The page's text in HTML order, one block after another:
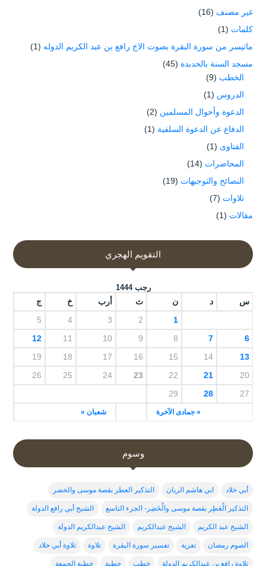
غير مصنف (16)
كلمات (1)
ماتيسر من سورة البقرة بصوت الاخ رافع بن عبد الكريم الدوله (1)
مسجد السنة بالحديدة (45)
الخطب (9)
الدروس (1)
الدعوة وأحوال المسلمين (2)
الدفاع عن الدعوة السلفية (1)
الفتاوى (1)
المحاضرات (14)
النصائح والتوجيهات (19)
تلاوات (7)
مقالات (1)
التقويم الهجري
رجب 1444
س د ن ث أرب خ ج
« جمادى الآخرة شعبان »
1
2
3
4
5
6
7
8
9
10
11
12
13
14
15
16
17
18
19
20
21
22
23
24
25
26
27
28
29
وسوم
أبي خلاد ابي هاشم الريان التذكير العطر بقصة موسى والخضر
التذكير الْعَطِر بقصة موسى والْخَضِر- الجزء التاسع الشيخ أبي رافع الدولة
الشيخ عبد الكريم الشيخ عبدالكريم الشيخ عبدالكريم الدولة
الصوم رمضان تعزية تفسير سورة البقرة تلاوة تلاوة أبي خلاد
تلاوة رافع بن عبدالكريم الدولة خطب خطبة خطبة الجمعة